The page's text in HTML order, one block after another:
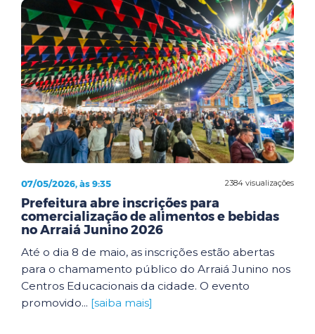
2384 visualizações
07/05/2026, às 9:35
Prefeitura abre inscrições para
comercialização de alimentos e bebidas
no Arraiá Junino 2026
Até o dia 8 de maio, as inscrições estão abertas
para o chamamento público do Arraiá Junino nos
Centros Educacionais da cidade. O evento
promovido... [saiba mais]